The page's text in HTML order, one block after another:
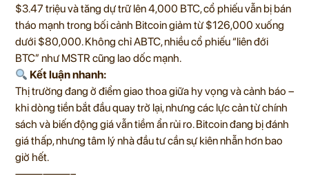
$3.47 triệu và tăng dự trữ lên 4,000 BTC, cổ phiếu vẫn bị bán
tháo mạnh trong bối cảnh Bitcoin giảm từ $126,000 xuống
dưới $80,000. Không chỉ ABTC, nhiều cổ phiếu “liên đới
BTC” như MSTR cũng lao dốc mạnh.
Kết luận nhanh:
Thị trường đang ở điểm giao thoa giữa hy vọng và cảnh báo –
khi dòng tiền bắt đầu quay trở lại, nhưng các lực cản từ chính
sách và biến động giá vẫn tiềm ẩn rủi ro. Bitcoin đang bị đánh
giá thấp, nhưng tâm lý nhà đầu tư cần sự kiên nhẫn hơn bao
giờ hết.
——————–